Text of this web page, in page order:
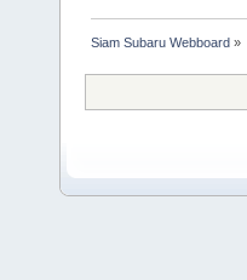
Siam Subaru Webboard »